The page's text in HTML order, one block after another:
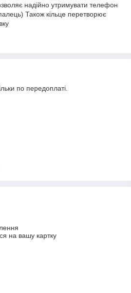
надійно утримувати телефон
Також кільце перетворює
по передоплаті.
на вашу картку